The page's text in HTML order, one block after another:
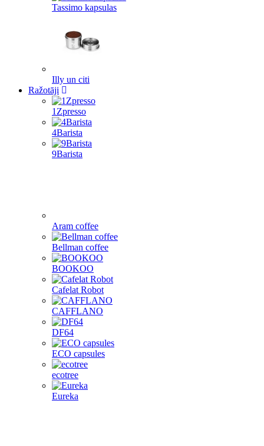
Tassimo kapsulas
Illy un citi
Ražotāji
1Zpresso
4Barista
9Barista
Aram coffee
Bellman coffee
BOOKOO
Cafelat Robot
CAFFLANO
DF64
ECO capsules
ecotree
Eureka